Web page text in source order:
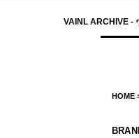
VAINL ARCHIVE -
HOME